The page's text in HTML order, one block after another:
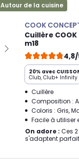
Autour de la cuisine
COOK
Cuillère
m18
20% avec
Club, Club+ Infinity
Cuillère
Composition :
Coloris : Gris,
Facile à utiliser
On adore : Ces
s'adaptent